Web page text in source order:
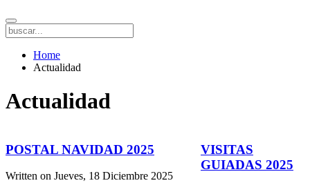
Home
Actualidad
Actualidad
POSTAL NAVIDAD 2025
Written on Jueves, 18 Diciembre 2025
VISITAS
GUIADAS 2025